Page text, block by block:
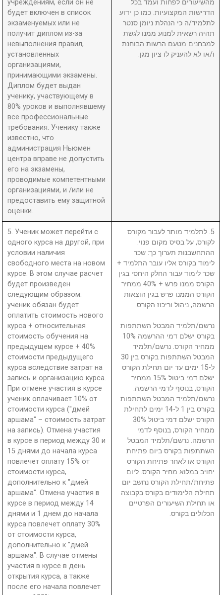
учреждениям, если он не
будет включен в список
экзаменуемых или не
получит диплом из-за
невыполнения правил,
установленных
организациями,
принимающими экзамены.
Диплом будет выдан
ученику, участвующему в
80% уроков и выполнявшему
все профессиональные
требования. Ученику также
известно, что
администрация Ньюмен
центра вправе не допустить
его на экзамены,
проводимые компетентными
организациями, и /или не
предоставить ему защитной
оценки.
מהשיעורים לפחות ועמד בכל
הדרישות המקצועיות. כמו כן ידוע
לתלמיד/ה כי הנהלת ניומן סנטר
תהיה רשאית למנוע ממנו לגשת
למבחנים מטעם הרשות הבוחנת
ו/או לא להעניק לו ציון מגן.
5. Ученик может перейти с
одного курса на другой, при
условии наличия
свободного места на новом
курсе. В этом случае расчет
будет произведен
следующим образом:
ученик обязан будет
оплатить стоимость нового
курса + относительная
стоимость обучения на
предыдущем курсе + 40%
стоимости предыдущего
курса вследствие затрат на
запись и организацию курса.
При отмене участия в курсе
ученик оплачивает 10% от
стоимости курса ("дмей
аршама" – стоимость затрат
на запись). Отмена участия
в курсе в период между 30 и
15 днями до начала курса
повлечет оплату 15% от
стоимости курса,
дополнительно к "дмей
аршама". Отмена участия в
курсе в период между 14
днями и 1 днем до начала
курса повлечет оплату 30%
от стоимости курса,
дополнительно к "дмей
аршама". В случае отмены
участия в курсе в день
открытия курса, а также
после его начала повлечет
5. לתלמיד מותר לעבור מקורס
לקורס, על בסיס מקום פנוי.
ההתחשבנות תערוך כך: שכר
לימוד בקורס אליו עובר התלמיד +
שכר לימוד עבור החלק היחסי בגין
הקורס ממנו פרש + 40% ממחיר
הקורס הממנו פרש בגין הוצאות
הרשמה, ניהול וריכוז הקורס.
נרשם/תלמיד המבטל השתתפות
בקורס ישלם דמי ההרשמה 10%
ממחיר הקורס. נרשם/תלמיד
המבטל השתתפות בקורס בין 30
ל-15 ימים עד יום תחילת הקורס
ישלם דמי ביטול 15% ממחיר
הקורס, בנוסף לדמי הרשמה.
נרשם/תלמיד המבטל השתתפות
בקורס בין 1 ל-14 ימים לתחילת
הקורס ישלם דמי ביטול 30%
ממחיר הקורס, בנוסף לדמי
הרשמה. נרשם/תלמיד המבטל
השתתפות בקורס ביום פתיחת
הקורס או לאחר פתיחת הקורס
יחויב במלוא מחיר הקורס. ליום
פתיחת/תחילת הקורס נחשב יום
תחילת הלימודים בקורס בקבוצה
או תחילת השיעורים הפרטיים
הכלולים בקורס.